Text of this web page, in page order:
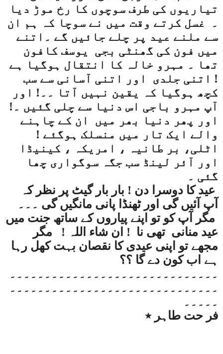
تیاریوں کی طرف سوچوں کا رخ موڑ دیا
۔
غسل کرتے وقت میں نے سوچا کہ ہم ان
سے ملنے عید پر چلے جائیں گے ۔اتنے
میں فون کی گھنٹی بجی
یوسف کافون
تھا ۔ مہرو خالہ کا انتقال ہوگیا ہے
! اتنی جلدی
اور اتنی آسانی سے سب
کچھ ہوگیا کہ یقین نہیں آتا ۔۔! اور
آپ مہرو باجی اس دنیا سے چلی گئیں ۔!
اور پھر دنیا بھر میں
ان کے چاہنے
والے ایک تار میں منسلک ہوگئے !
اٹلی، بر طانیہ ، امریکہ ، کینیڈا
اور آئر لینڈ سب جگہ سوگواری چھا
گئی ۔
عید کا دوسرا دن ! بار بار گیٹ پر نظر کہ
آپ آئیں گی اور ٹھنڈا پانی مانگیں گی ۔۔۔
مگر آپ کو تو اپنے پیاروں کے ساتھ جنت میں
عید منانی تھی نا ! ان شاء اللہ !
مگر
مجھے تو اپنی عیدی کا نقصان بہت کھل رہا
ہے اب کون دے گا ؟؟
۔۔۔۔۔۔۔۔۔۔۔۔۔۔۔۔۔۔۔۔۔۔۔۔۔۔۔۔۔۔
۔۔۔۔۔۔۔۔۔۔۔۔۔۔۔۔۔۔۔۔۔۔۔۔۔۔۔۔۔۔
۔۔۔۔۔
فر حت طاہر ٭